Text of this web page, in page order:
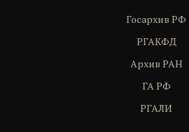
Госархив РФ
РГАКФД
Архив РАН
ГА РФ
РГАЛИ